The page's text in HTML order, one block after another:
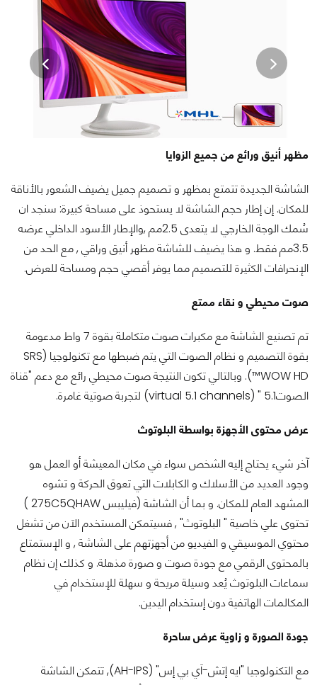
مظهر أنيق ورائع من جميع الزوايا
الشاشة الجديدة تتمتع بمظهر و تصميم جميل يضيف الشعور بالأناقة
للمكان. إن إطار حجم الشاشة لا يستحوذ على مساحة كبيرة: سنجد ان
سُمك الوجة الخارجي لا يتعدى 2.5مم ,والإطار الأسود الداخلي عرضه
3.5مم فقط. و هذا يضيف للشاشة مظهر أنيق وراقي , مع الحد من
الإنحرافات الكثيرة للتصميم مما يوفر أقصي حجم ومساحة للعرض.
صوت محيطي و نقاء ممتع
تم تصنيع الشاشة مع مكبرات صوت متكاملة بقوة 7 واط مدعومة
بقوة التصميم و نظام الصوت التي يتم ضبطها مع تكنولوجيا (SRS
WOW HD™). وبالتالي تكون النتيجة صوت محيطي رائع مع دعم "قناة
الصوت5.1 " (virtual 5.1 channels) لتجربة صوتية غامرة.
عرض محتوى الأجهزة بواسطة البلوتوث
آخر شيء يحتاج إليه الشخص سواء في مكان المعيشة أو العمل هو
وجود العديد من الأسلاك و الكابلات التي تعوق الحركة و تشوه
المشهد العام للمكان. و بما أن الشاشة (فيليبس 275C5QHAW )
تحتوى علي خاصية " البلوتوث" , فسيتمكن المستخدم الاَن من تشغل
محتوي الموسيقي و الفيديو من أجهزتهم على الشاشة , و الإستمتاع
بالمحتوى الرقمي مع جودة صوت و صورة مذهلة. و كذلك إن نظام
سماعات البلوتوث يُعد وسيلة مريحة و سهلة للإستخدام في
المكالمات الهاتفية دون إستخدام اليدين.
جودة الصورة و زاوية عرض ساحرة
مع التكنولوجيا "ايه إتش-اَي بي إس" (AH-IPS), تتمكن الشاشة